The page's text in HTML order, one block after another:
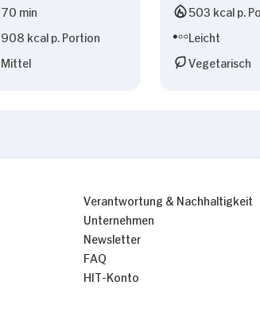
70 min
908 kcal p. Portion
Mittel
503 kcal p.
Leicht
Vegetarisch
Verantwortung & Nachhaltigkeit
Unternehmen
Newsletter
FAQ
HIT-Konto